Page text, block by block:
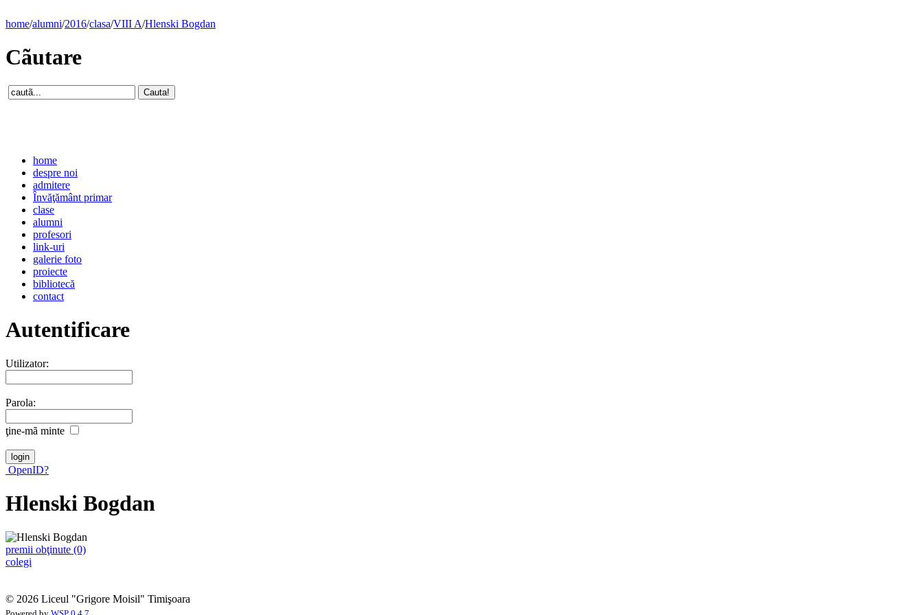
home/alumni/2016/clasa/VIII A/Hlenski Bogdan
Cãutare
home
despre noi
admitere
Învăţământ primar
clase
alumni
profesori
link-uri
galerie foto
proiecte
bibliotecă
contact
Autentificare
Utilizator:
Parola:
ţine-mã minte
OpenID?
Hlenski Bogdan
premii obţinute (0)
colegi
© 2026 Liceul "Grigore Moisil" Timişoara